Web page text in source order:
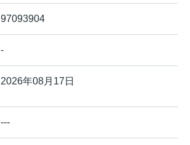
97093904
-
2026年08月17日
---